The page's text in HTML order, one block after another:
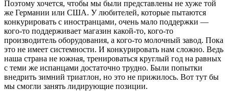
Поэтому хочется, чтобы мы были представлены не хуже той
же Германии или США. У любителей, которые пытаются
конкурировать с иностранцами, очень мало поддержки —
кого-то поддерживает магазин какой-то, кого-то
производитель оборудования, а кого-то молочный завод. Пока
это не имеет системности. И конкурировать нам сложно. Ведь
наша страна не южная, тренироваться круглый год на равных
с теми же испанцами достаточно трудно. Были попытки
внедрить зимний триатлон, но это не прижилось. Вот тут бы
мы смогли занять лидирующие позиции.